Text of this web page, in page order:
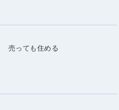
売っても住める